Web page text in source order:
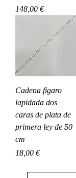
Precio
148,00 €
Cadena figaro
lapidada dos
caras de plata de
primera ley de 50
cm
Precio
18,00 €